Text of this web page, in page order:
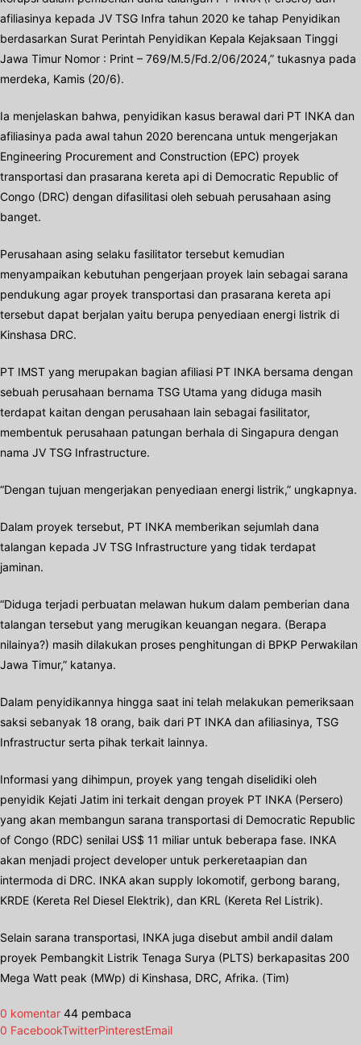
afiliasinya kepada JV TSG Infra tahun 2020 ke tahap Penyidikan
berdasarkan Surat Perintah Penyidikan Kepala Kejaksaan Tinggi
Jawa Timur Nomor : Print – 769/M.5/Fd.2/06/2024,” tukasnya pada
merdeka, Kamis (20/6).
Ia menjelaskan bahwa, penyidikan kasus berawal dari PT INKA dan
afiliasinya pada awal tahun 2020 berencana untuk mengerjakan
Engineering Procurement and Construction (EPC) proyek
transportasi dan prasarana kereta api di Democratic Republic of
Congo (DRC) dengan difasilitasi oleh sebuah perusahaan asing
banget.
Perusahaan asing selaku fasilitator tersebut kemudian
menyampaikan kebutuhan pengerjaan proyek lain sebagai sarana
pendukung agar proyek transportasi dan prasarana kereta api
tersebut dapat berjalan yaitu berupa penyediaan energi listrik di
Kinshasa DRC.
PT IMST yang merupakan bagian afiliasi PT INKA bersama dengan
sebuah perusahaan bernama TSG Utama yang diduga masih
terdapat kaitan dengan perusahaan lain sebagai fasilitator,
membentuk perusahaan patungan berhala di Singapura dengan
nama JV TSG Infrastructure.
“Dengan tujuan mengerjakan penyediaan energi listrik,” ungkapnya.
Dalam proyek tersebut, PT INKA memberikan sejumlah dana
talangan kepada JV TSG Infrastructure yang tidak terdapat
jaminan.
“Diduga terjadi perbuatan melawan hukum dalam pemberian dana
talangan tersebut yang merugikan keuangan negara. (Berapa
nilainya?) masih dilakukan proses penghitungan di BPKP Perwakilan
Jawa Timur,” katanya.
Dalam penyidikannya hingga saat ini telah melakukan pemeriksaan
saksi sebanyak 18 orang, baik dari PT INKA dan afiliasinya, TSG
Infrastructur serta pihak terkait lainnya.
Informasi yang dihimpun, proyek yang tengah diselidiki oleh
penyidik Kejati Jatim ini terkait dengan proyek PT INKA (Persero)
yang akan membangun sarana transportasi di Democratic Republic
of Congo (RDC) senilai US$ 11 miliar untuk beberapa fase. INKA
akan menjadi project developer untuk perkeretaapian dan
intermoda di DRC. INKA akan supply lokomotif, gerbong barang,
KRDE (Kereta Rel Diesel Elektrik), dan KRL (Kereta Rel Listrik).
Selain sarana transportasi, INKA juga disebut ambil andil dalam
proyek Pembangkit Listrik Tenaga Surya (PLTS) berkapasitas 200
Mega Watt peak (MWp) di Kinshasa, DRC, Afrika. (Tim)
0 komentar 44 pembaca
0 FacebookTwitterPinterestEmail